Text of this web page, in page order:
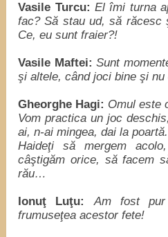
Vasile Turcu: El îmi turna
fac? Să stau ud, să răcesc
Ce, eu sunt fraier?!
Vasile Maftei: Sunt
şi altele, când joci bine şi nu
Gheorghe Hagi: Omul este
Vom practica un joc
ai, n-ai mingea, dai la poartă.
Haideţi să mergem
câştigăm orice, să facem
rău…
Ionuţ Luţu:
Am fost
frumuseţea acestor fete!